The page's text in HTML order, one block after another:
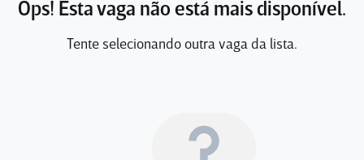
Ops! Esta vaga não está mais disponível.
Tente selecionando outra vaga da lista.